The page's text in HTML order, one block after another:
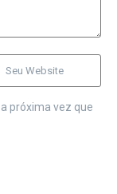
próxima vez que